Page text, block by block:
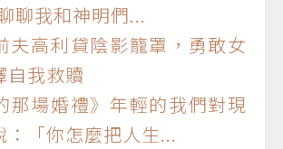
聊我和神明們...
夫高利貸陰影籠罩，勇敢女
自我救贖
那場婚禮》年輕的我們對現
：「你怎麼把人生...